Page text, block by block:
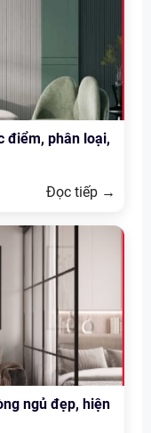
điểm, phân loại,
Đọc tiếp →
ngủ đẹp, hiện